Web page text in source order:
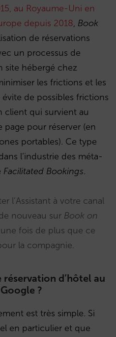
au Royaume-Uni en
depuis 2018, Book
de réservations
un processus de
site hébergé chez
les frictions et les
évite de possibles frictions
client qui survient au
pour réserver (en
portables). Ce type
l’industrie des méta-
Facilitated Bookings.
l’Assistant à votre canal
nouveau sur Book on
fois de plus que ce
la compagnie.
d’hôtel au
?
est très simple. Si
en particulier et que